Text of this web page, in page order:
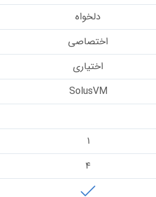
دلخواه
اختصاصی
اختیاری
SolusVM